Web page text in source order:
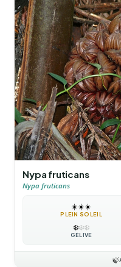
Nypa fruticans
Nypa fruticans
☀️☀️☀️
PLEIN SOLEIL
❄️❄️❄️
GÉLIVE
🍃